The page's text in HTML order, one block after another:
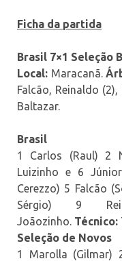
Ficha da partida
Brasil 7×1 Seleção
Local: Maracanã.
Falcão, Reinaldo
Baltazar.
Brasil
1 Carlos (Raul) 2
Luizinho e 6
Cerezzo) 5 Falcão
Sérgio) 9
Joãozinho. Técnico:
Seleção de Novos
1 Marolla (Gilmar)